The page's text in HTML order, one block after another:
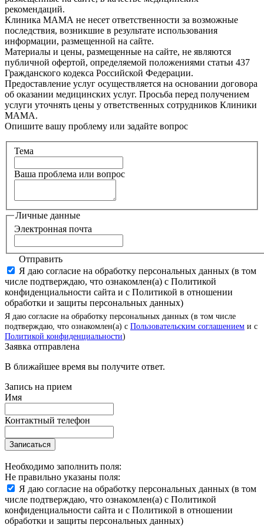
рекомендаций.
Клиника МАМА не несет ответственности за возможные
последствия, возникшие в результате использования
информации, размещенной на сайте.
Материалы и цены, размещенные на сайте, не являются
публичной офертой, определяемой положениями статьи 437
Гражданского кодекса Российской Федерации.
Предоставление услуг осуществляется на основании договора
об оказании медицинских услуг. Просьба перед получением
услуги уточнять цены у ответственных сотрудников Клиники
МАМА.
Опишите вашу проблему или задайте вопрос
Тема
Ваша проблема или вопрос
Личные данные
Электронная почта
Отправить
Я даю согласие на обработку персональных данных (в том
числе подтверждаю, что ознакомлен(а) с Политикой
конфиденциальности сайта и с Политикой в отношении
обработки и защиты персональных данных)
Я даю согласие на обработку персональных данных (в том числе
подтверждаю, что ознакомлен(а) с Пользовательским соглашением и с
Политикой конфиденциальности)
Заявка отправлена
В ближайшее время вы получите ответ.
Запись на прием
Имя
Контактный телефон
Записаться
Необходимо заполнить поля:
Не правильно указаны поля:
Я даю согласие на обработку персональных данных (в том
числе подтверждаю, что ознакомлен(а) с Политикой
конфиденциальности сайта и с Политикой в отношении
обработки и защиты персональных данных)